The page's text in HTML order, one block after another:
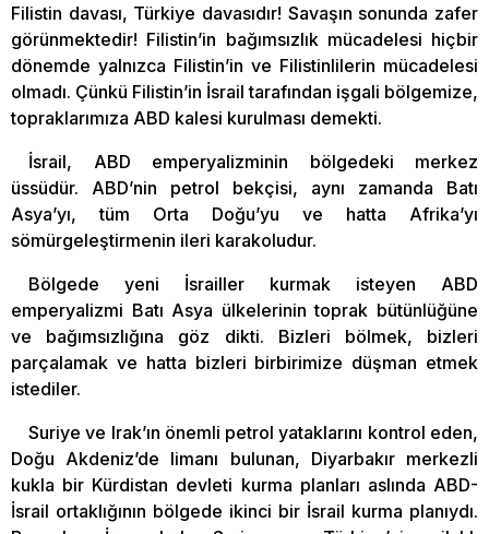
Filistin davası, Türkiye davasıdır! Savaşın sonunda zafer
görünmektedir! Filistin’in bağımsızlık mücadelesi hiçbir
dönemde yalnızca Filistin’in ve Filistinlilerin mücadelesi
olmadı. Çünkü Filistin’in İsrail tarafından işgali bölgemize,
topraklarımıza ABD kalesi kurulması demekti.
İsrail, ABD emperyalizminin bölgedeki merkez
üssüdür. ABD’nin petrol bekçisi, aynı zamanda Batı
Asya’yı, tüm Orta Doğu’yu ve hatta Afrika’yı
sömürgeleştirmenin ileri karakoludur.
Bölgede yeni İsrailler kurmak isteyen ABD
emperyalizmi Batı Asya ülkelerinin toprak bütünlüğüne
ve bağımsızlığına göz dikti. Bizleri bölmek, bizleri
parçalamak ve hatta bizleri birbirimize düşman etmek
istediler.
Suriye ve Irak’ın önemli petrol yataklarını kontrol eden,
Doğu Akdeniz’de limanı bulunan, Diyarbakır merkezli
kukla bir Kürdistan devleti kurma planları aslında ABD-
İsrail ortaklığının bölgede ikinci bir İsrail kurma planıydı.